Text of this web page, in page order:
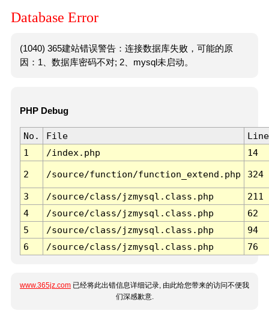
Database Error
(1040) 365建站错误警告：连接数据库失败，可能的原
因：1、数据库密码不对; 2、mysql未启动。
PHP Debug
No. File
Line
1
/index.php 14
2 /source/function/function_extend.php 324
3 /source/class/jzmysql.class.php
211
4
/source/class/jzmysql.class.php
62
5
/source/class/jzmysql.class.php
94
6
/source/class/jzmysql.class.php 76
www.365jz.com 已经将此出错信息详细记录, 由此给您带来的访问不便我
们深感歉意.